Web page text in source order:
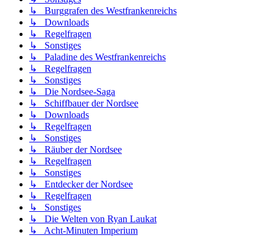
↳ Burggrafen des Westfrankenreichs
↳ Downloads
↳ Regelfragen
↳ Sonstiges
↳ Paladine des Westfrankenreichs
↳ Regelfragen
↳ Sonstiges
↳ Die Nordsee-Saga
↳ Schiffbauer der Nordsee
↳ Downloads
↳ Regelfragen
↳ Sonstiges
↳ Räuber der Nordsee
↳ Regelfragen
↳ Sonstiges
↳ Entdecker der Nordsee
↳ Regelfragen
↳ Sonstiges
↳ Die Welten von Ryan Laukat
↳ Acht-Minuten Imperium